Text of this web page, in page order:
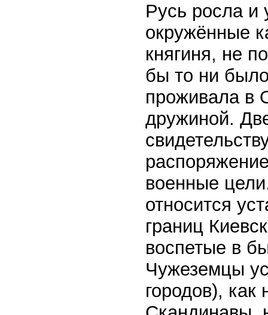
Русь росла и
окружённые
княгиня, не
бы то ни
проживала в
дружиной.
военные
относится
границ
воспетые в
Чужеземцы
городов),